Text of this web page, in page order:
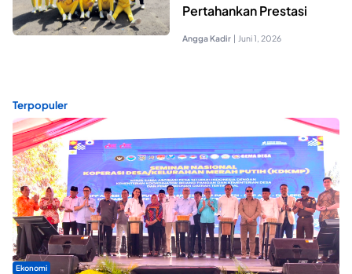
Pertahankan Prestasi
Angga Kadir | Juni 1, 2026
Terpopuler
Ekonomi